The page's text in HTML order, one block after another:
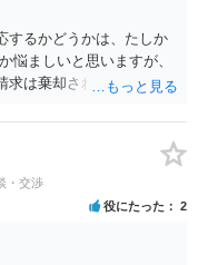
するかどうかは、たしか
悩ましいと思いますが、
求は棄却されると思いま
・交渉
役にたった 2